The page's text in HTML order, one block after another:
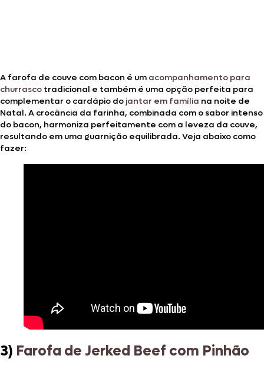
A farofa de couve com bacon é um acompanhamento para
churrasco tradicional e também é uma opção perfeita para
complementar o cardápio do jantar em família na noite de
Natal. A crocância da farinha, combinada com o sabor intenso
do bacon, harmoniza perfeitamente com a leveza da couve,
resultando em uma guarnição equilibrada. Veja abaixo como
fazer:
3) Farofa de Jerked Beef com Pinhão